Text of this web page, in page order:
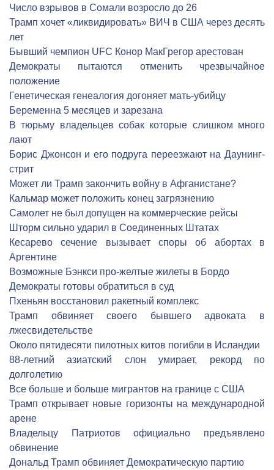
Число взрывов в Сомали возросло до 26
Трамп хочет «ликвидировать» ВИЧ в США через десять
лет
Бывший чемпион UFC Конор МакГрегор арестован
Демократы пытаются отменить чрезвычайное
положение
Генетическая генеалогия догоняет мать-убийцу
Беременна 5 месяцев и зарезана
В тюрьму владельцев собак которые слишком много
лают
Борис Джонсон и его подруга переезжают на Даунинг-
стрит
Может ли Трамп закончить войну в Афганистане?
Кальмар может положить конец загрязнению
Самолет не был допущен на коммерческие рейсы
Шторм сильно ударил в Соединенных Штатах
Кесарево сечение вызывает споры об абортах в
Аргентине
Возможные Бэнкси про-желтые жилеты в Бордо
Демократы готовы обратиться в суд
Пхеньян восстановил ракетный комплекс
Трамп обвиняет своего бывшего адвоката в
лжесвидетельстве
Около пятидесяти пилотных китов погибли в Исландии
88-летний азиатский слон умирает, рекорд по
долголетию
Все больше и больше мигрантов на границе с США
Трамп открывает новые горизонты на международной
арене
Владельцу Патриотов официально предъявлено
обвинение
Дональд Трамп обвиняет Демократическую партию